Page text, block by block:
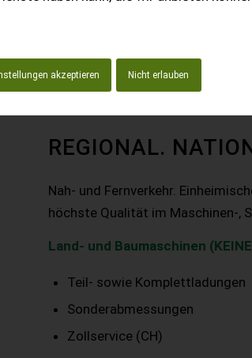
akzeptieren Nicht erlauben
REGIONAL.
Nah- und Fernverkehr.
höchste Qualität im Maschinen-,
Land- und Baumaschinen
Teil- sowie Komplettladungen
Sonderabmessungen
Zollservice (CH)